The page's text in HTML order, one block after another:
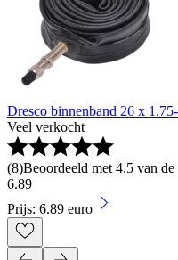
Dresco binnenband 26 x
Veel verkocht
(8)Beoordeeld met 4.5 van
6.89
Prijs: 6.89 euro